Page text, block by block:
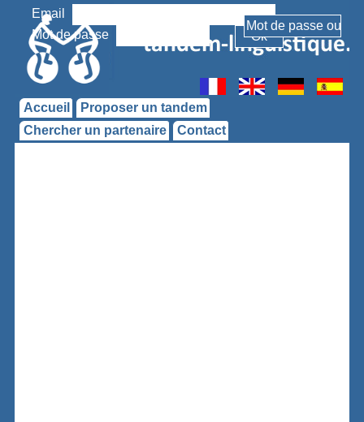
Email
Mot de passe
Accueil
Proposer un tandem
Chercher un partenaire
Contact